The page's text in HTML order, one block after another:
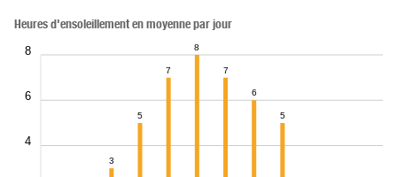
4
6
8
Heures d'ensoleillement en moyenne par jour
3
5
7
8
7
6
5